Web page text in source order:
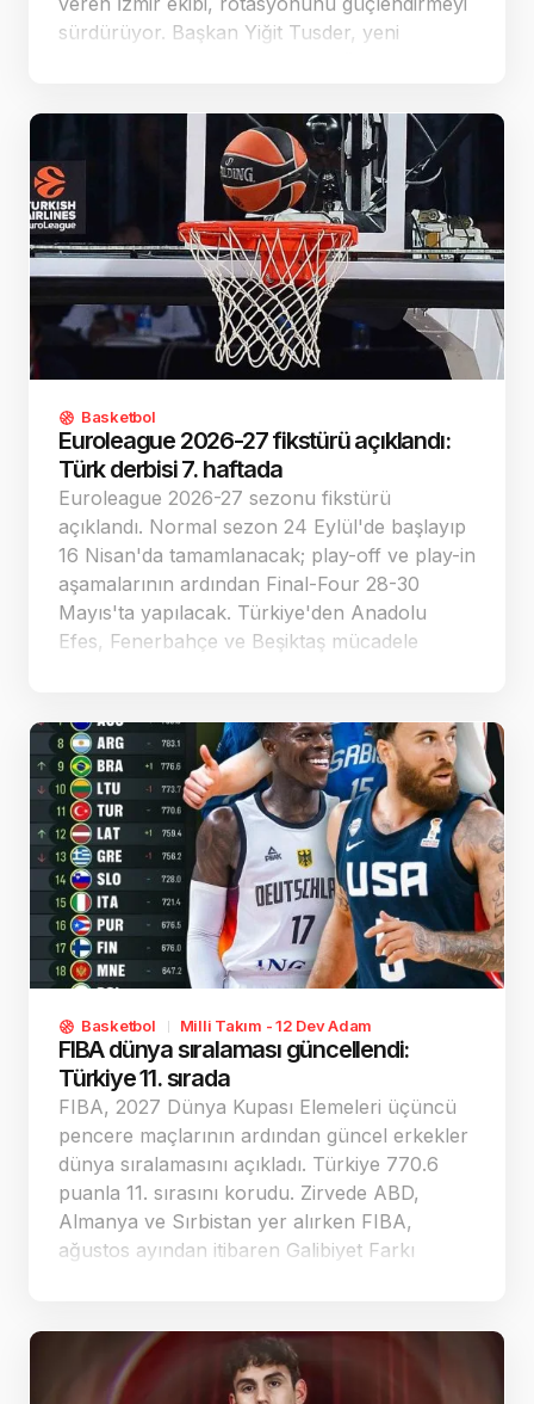
sürdürüyor. Başkan Yiğit Tusder, yeni
Basketbol
Euroleague 2026-27 fikstürü açıklandı:
Türk derbisi 7. haftada
Euroleague 2026-27 sezonu fikstürü
açıklandı. Normal sezon 24 Eylül'de başlayıp
16 Nisan'da tamamlanacak; play-off ve play-in
aşamalarının ardından Final-Four 28-30
Mayıs'ta yapılacak. Türkiye'den Anadolu
Efes, Fenerbahçe ve Beşiktaş mücadele
Basketbol Milli Takım - 12 Dev Adam
FIBA dünya sıralaması güncellendi:
Türkiye 11. sırada
FIBA, 2027 Dünya Kupası Elemeleri üçüncü
pencere maçlarının ardından güncel erkekler
dünya sıralamasını açıkladı. Türkiye 770.6
puanla 11. sırasını korudu. Zirvede ABD,
Almanya ve Sırbistan yer alırken FIBA,
ağustos ayından itibaren Galibiyet Farkı